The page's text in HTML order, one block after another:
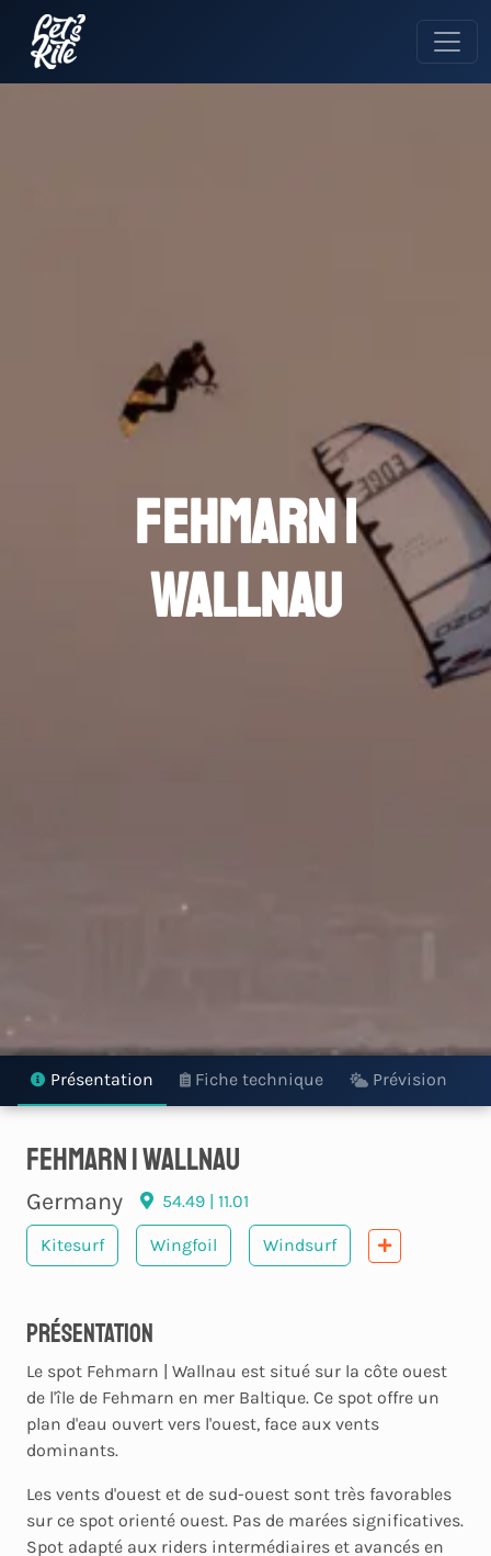
fehmarn |
wallnau
Présentation Fiche technique Prévision
fehmarn | wallnau
Germany 54.49 | 11.01
Kitesurf Wingfoil Windsurf
Présentation
Le spot Fehmarn | Wallnau est situé sur la côte ouest
de l'île de Fehmarn en mer Baltique. Ce spot offre un
plan d'eau ouvert vers l'ouest, face aux vents
dominants.
Les vents d'ouest et de sud-ouest sont très favorables
sur ce spot orienté ouest. Pas de marées significatives.
Spot adapté aux riders intermédiaires et avancés en